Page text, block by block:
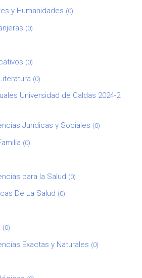
y Humanidades (0)
(0)
(0)
(0)
Universidad de Caldas 2024-2
Jurídicas y Sociales (0)
(0)
para la Salud (0)
De La Salud (0)
(0)
Exactas y Naturales (0)